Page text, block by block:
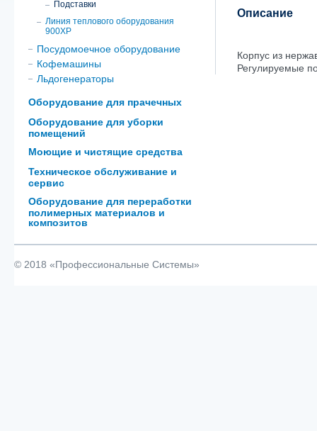
Подставки
Линия теплового оборудования
900ХР
Посудомоечное оборудование
Кофемашины
Льдогенераторы
Оборудование для прачечных
Оборудование для уборки
помещений
Моющие и чистящие средства
Техническое обслуживание и
сервис
Оборудование для переработки
полимерных материалов и
композитов
Описание
Корпус из
Регулируемые
© 2018 «Профессиональные Системы»